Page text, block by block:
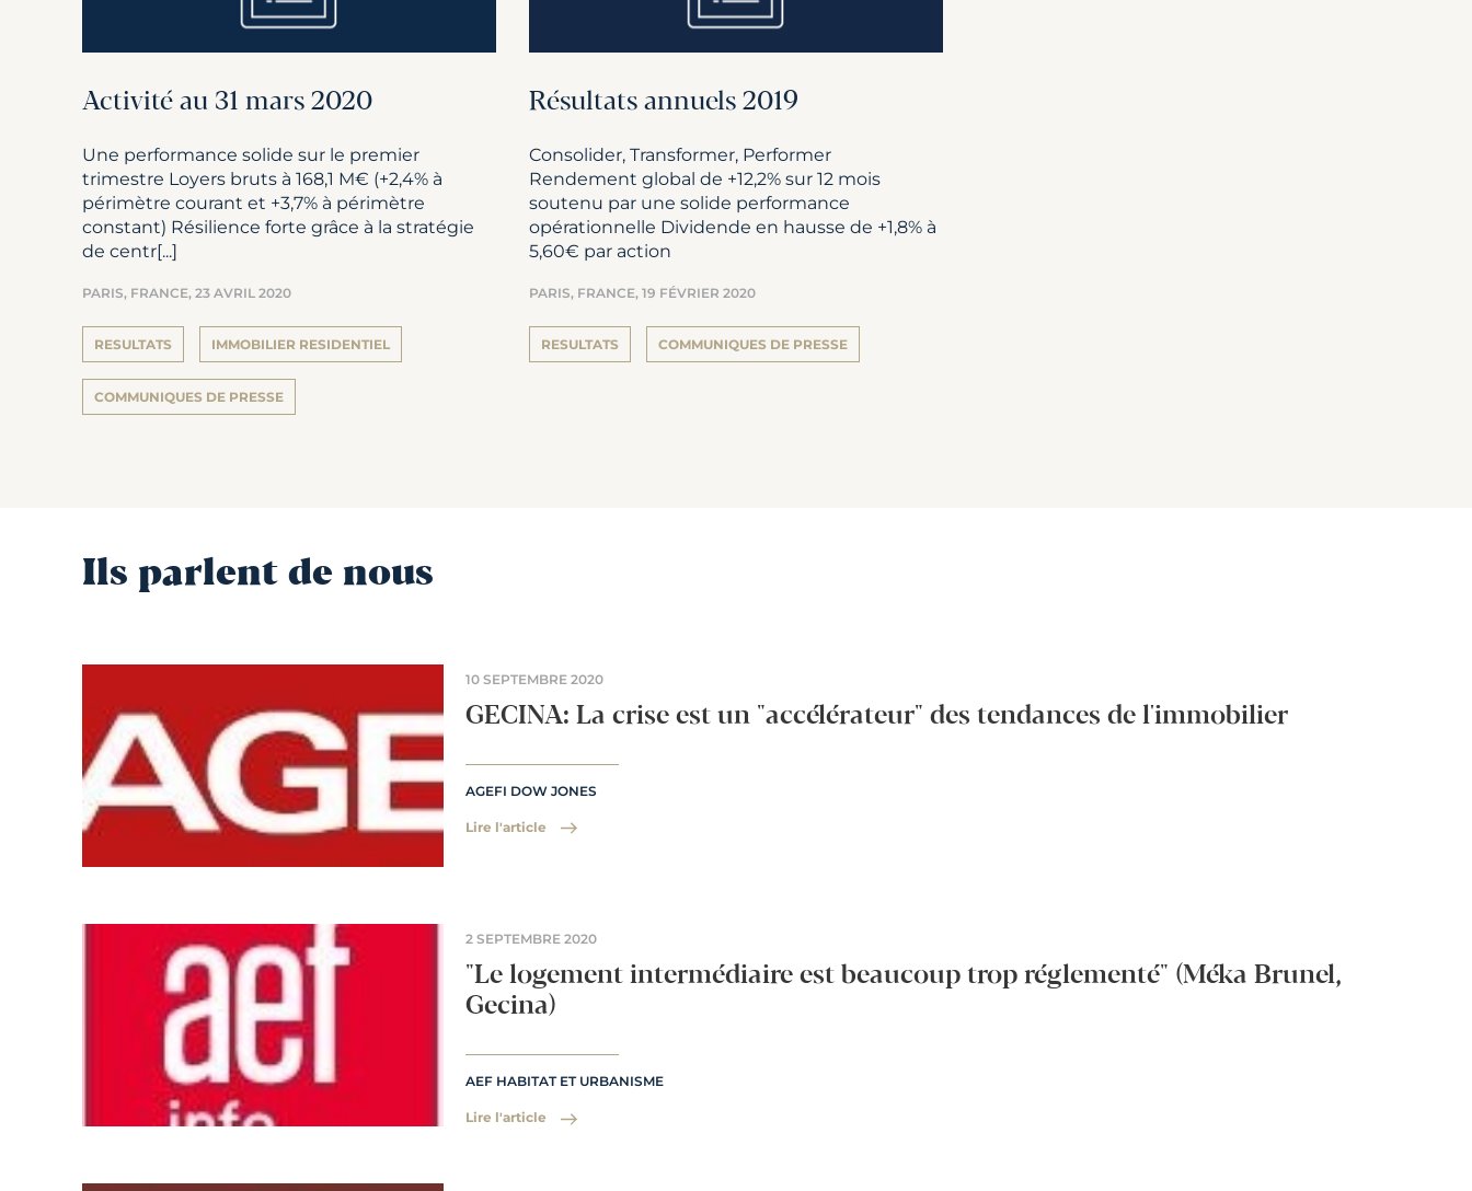
Activité au 31 mars 2020
Une performance solide sur le premier
trimestre Loyers bruts à 168,1 M€ (+2,4% à
périmètre courant et +3,7% à périmètre
constant) Résilience forte grâce à la stratégie
de centr[...]
PARIS, FRANCE, 23 AVRIL 2020
RESULTATS IMMOBILIER RESIDENTIEL
COMMUNIQUES DE PRESSE
Résultats annuels 2019
Consolider, Transformer, Performer
Rendement global de +12,2% sur 12 mois
soutenu par une solide performance
opérationnelle Dividende en hausse de +1,8% à
5,60€ par action
PARIS, FRANCE, 19 FÉVRIER 2020
RESULTATS COMMUNIQUES DE PRESSE
Ils parlent de nous
10 SEPTEMBRE 2020
GECINA: La crise est un "accélérateur" des tendances de l'immobilier
AGEFI DOW JONES
Lire l'article
2 SEPTEMBRE 2020
"Le logement intermédiaire est beaucoup trop réglementé" (Méka Brunel,
Gecina)
AEF HABITAT ET URBANISME
Lire l'article